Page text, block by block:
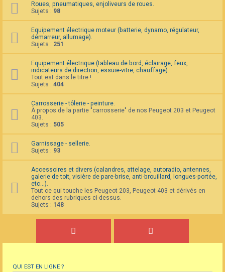
Roues, pneumatiques, enjoliveurs de roues.
Sujets : 98
Equipement électrique moteur (batterie, dynamo, régulateur,
démarreur, allumage).
Sujets : 251
Equipement électrique (tableau de bord, éclairage, feux,
indicateurs de direction, essuie-vitre, chauffage).
Tout est dans le titre !
Sujets : 404
Carrosserie - tôlerie - peinture.
À propos de la partie "carrosserie" de nos Peugeot 203 et Peugeot
403.
Sujets : 505
Garnissage - sellerie.
Sujets : 93
Accessoires et divers (calandres, attelage, autoradio, antennes,
galerie de toit, visière de pare-brise, anti-brouillard, longues-portée,
etc...).
Tout ce qui touche les Peugeot 203, Peugeot 403 et dérivés en
dehors des rubriques ci-dessus.
Sujets : 148
QUI EST EN LIGNE ?